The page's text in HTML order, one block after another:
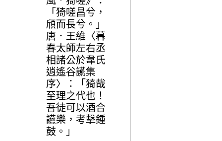
「猗嗟昌兮，
頎而長兮。」
唐．王維〈暮
春太師左右丞
相諸公於韋氏
逍遙谷讌集
序〉：「猗哉
至理之代也！
吾徒可以酒合
讌樂，考擊鍾
鼓。」